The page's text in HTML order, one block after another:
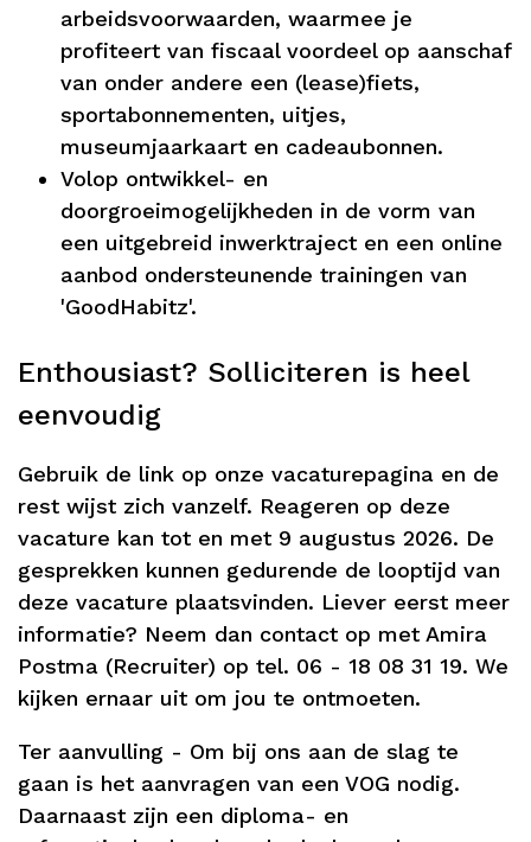
arbeidsvoorwaarden, waarmee je
profiteert van fiscaal voordeel op aanschaf
van onder andere een (lease)fiets,
sportabonnementen, uitjes,
museumjaarkaart en cadeaubonnen.
Volop ontwikkel- en
doorgroeimogelijkheden in de vorm van
een uitgebreid inwerktraject en een online
aanbod ondersteunende trainingen van
'GoodHabitz'.
Enthousiast? Solliciteren is heel
eenvoudig
Gebruik de link op onze vacaturepagina en de
rest wijst zich vanzelf. Reageren op deze
vacature kan tot en met 9 augustus 2026. De
gesprekken kunnen gedurende de looptijd van
deze vacature plaatsvinden. Liever eerst meer
informatie? Neem dan contact op met Amira
Postma (Recruiter) op tel. 06 - 18 08 31 19. We
kijken ernaar uit om jou te ontmoeten.
Ter aanvulling - Om bij ons aan de slag te
gaan is het aanvragen van een VOG nodig.
Daarnaast zijn een diploma- en